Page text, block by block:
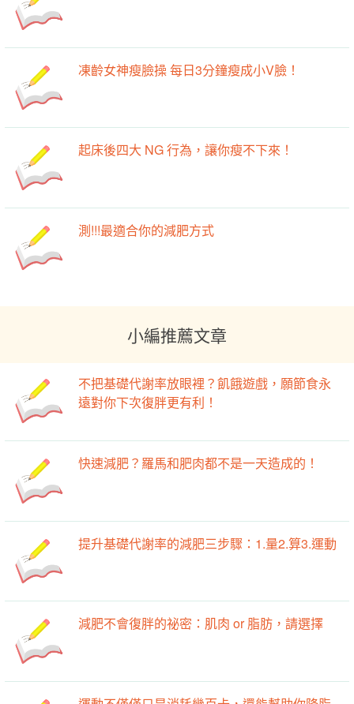
凍齡女神瘦臉操 每日3分鐘瘦成小V臉！
起床後四大 NG 行為，讓你瘦不下來！
測!!!最適合你的減肥方式
小編推薦文章
不把基礎代謝率放眼裡？飢餓遊戲，願節食永
遠對你下次復胖更有利！
快速減肥？羅馬和肥肉都不是一天造成的！
提升基礎代謝率的減肥三步驟：1.量2.算3.運動
減肥不會復胖的祕密：肌肉 or 脂肪，請選擇